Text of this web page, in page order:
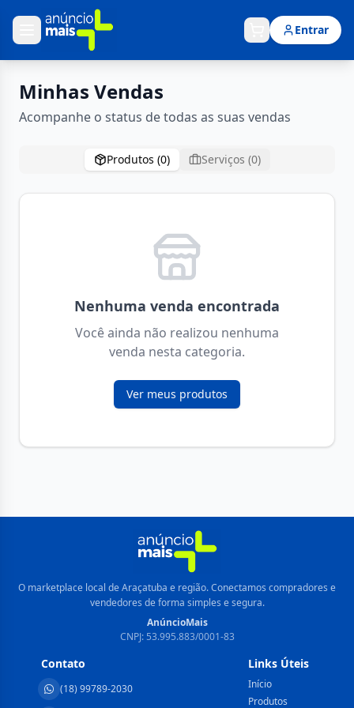
Entrar
Minhas Vendas
Acompanhe o status de todas as suas vendas
Produtos (0) Serviços (0)
Nenhuma venda encontrada
Você ainda não realizou nenhuma
venda nesta categoria.
Ver meus produtos
O marketplace local de Araçatuba e região. Conectamos compradores e
vendedores de forma simples e segura.
AnúncioMais
CNPJ: 53.995.883/0001-83
Contato
(18) 99789-2030
Links Úteis
Início
Produtos